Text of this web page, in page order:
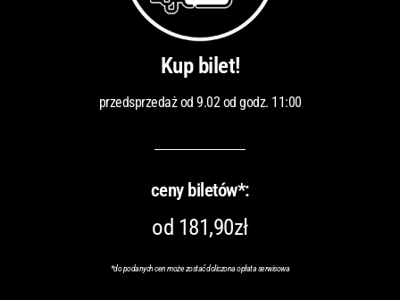
Kup bilet!
przedsprzedaż od 9.02 od godz. 11:00
ceny biletów*:
od 181,90zł
*do podanych cen może zostać doliczona opłata serwisowa